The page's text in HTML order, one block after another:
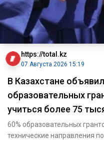
https://total.kz
07 Августа 2026 15:19
В Казахстане
образовательных
учиться более 75
60% образовательных
технические направления